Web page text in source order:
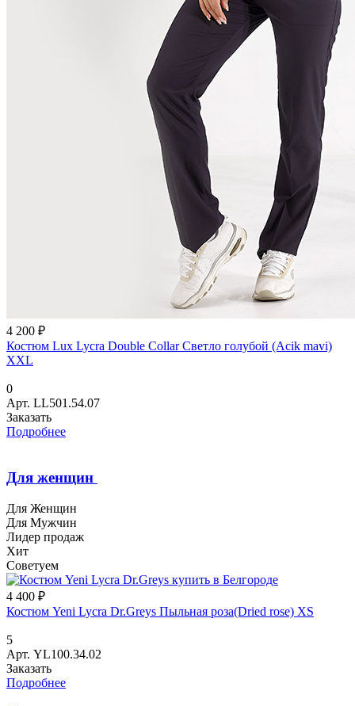
4 200 ₽
Костюм Lux Lycra Double Collar Светло голубой (Acik mavi)
XXL
0
Арт. LL501.54.07
Заказать
Подробнее
Для женщин
Для Женщин
Для Мужчин
Лидер продаж
Хит
Советуем
4 400 ₽
Костюм Yeni Lycra Dr.Greys Пыльная роза(Dried rose) XS
5
Арт. YL100.34.02
Заказать
Подробнее